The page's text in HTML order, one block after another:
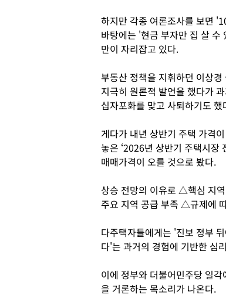
하지만 각종 여론조사를 보면
바탕에는 '현금 부자만 집 살
만이 자리잡고 있다.
부동산 정책을 지휘하던 이상
지극히 원론적 발언을 했다가
십자포화를 맞고 사퇴하기도 했
게다가 내년 상반기 주택 가격
놓은 ‘2026년 상반기 주택시장
매매가격이 오를 것으로 봤다.
상승 전망의 이유로 △핵심 지
주요 지역 공급 부족 △규제에
다주택자들에게는 '진보 정부
다'는 과거의 경험에 기반한 심
이에 정부와 더불어민주당 일
을 거론하는 목소리가 나온다.